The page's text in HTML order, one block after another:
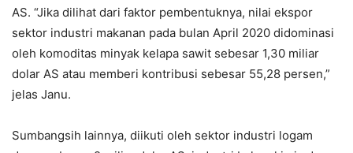
AS. “Jika dilihat dari faktor pembentuknya, nilai ekspor
sektor industri makanan pada bulan April 2020 didominasi
oleh komoditas minyak kelapa sawit sebesar 1,30 miliar
dolar AS atau memberi kontribusi sebesar 55,28 persen,”
jelas Janu.
Sumbangsih lainnya, diikuti oleh sektor industri logam